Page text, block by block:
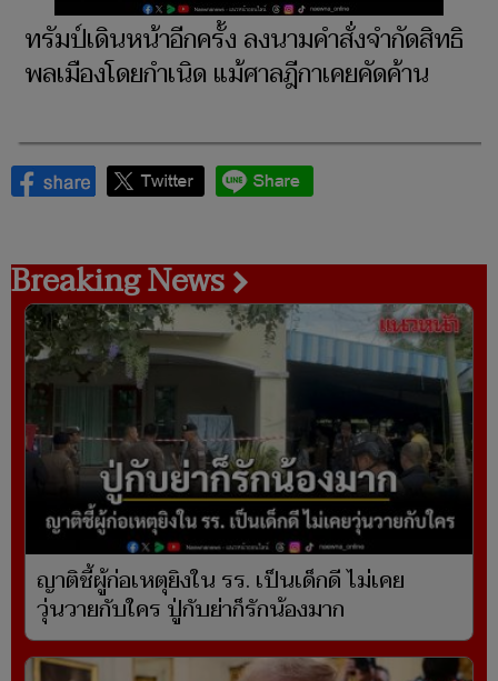
ทรัมป์เดินหน้าอีกครั้ง ลงนามคำสั่งจำกัดสิทธิ
พลเมืองโดยกำเนิด แม้ศาลฎีกาเคยคัดค้าน
Breaking News
ญาติชี้ผู้ก่อเหตุยิงใน รร. เป็นเด็กดี ไม่เคย
วุ่นวายกับใคร ปู่กับย่าก็รักน้องมาก